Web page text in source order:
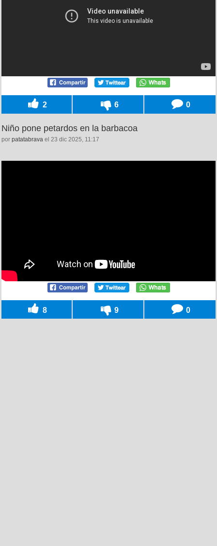
2 6 0
Niño pone petardos en la barbacoa
por patatabrava el 23 dic 2025, 11:17
8 9 0